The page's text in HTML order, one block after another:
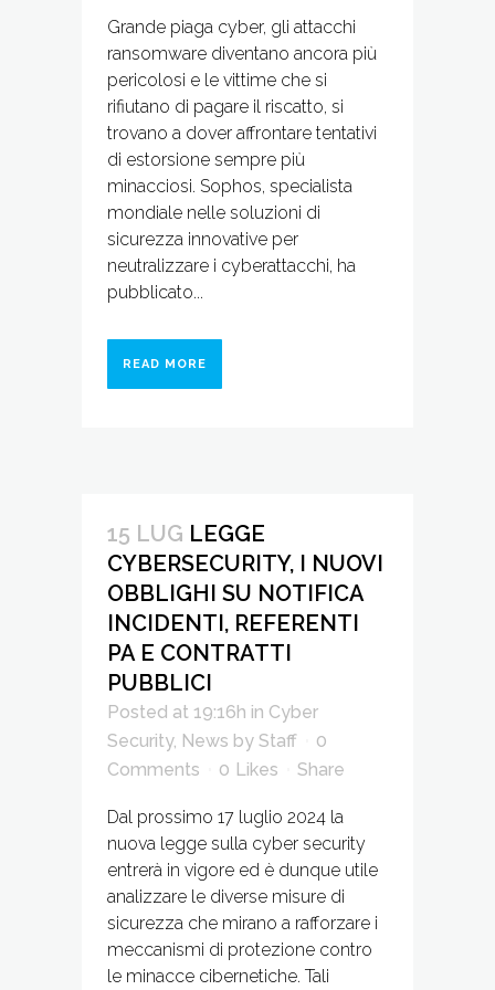
Grande piaga cyber, gli attacchi
ransomware diventano ancora più
pericolosi e le vittime che si
rifiutano di pagare il riscatto, si
trovano a dover affrontare tentativi
di estorsione sempre più
minacciosi. Sophos, specialista
mondiale nelle soluzioni di
sicurezza innovative per
neutralizzare i cyberattacchi, ha
pubblicato...
READ MORE
15 LUG LEGGE
CYBERSECURITY, I NUOVI
OBBLIGHI SU NOTIFICA
INCIDENTI, REFERENTI
PA E CONTRATTI
PUBBLICI
Posted at 19:16h in Cyber
Security, News by Staff
0
Comments
0 Likes Share
Dal prossimo 17 luglio 2024 la
nuova legge sulla cyber security
entrerà in vigore ed è dunque utile
analizzare le diverse misure di
sicurezza che mirano a rafforzare i
meccanismi di protezione contro
le minacce cibernetiche. Tali